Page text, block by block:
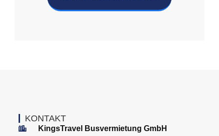
KONTAKT
KingsTravel Busvermietung GmbH